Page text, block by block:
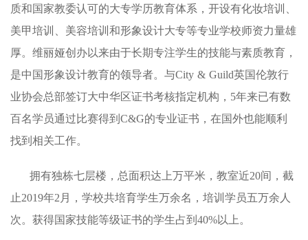
质和国家教委认可的大专学历教育体系，开设有化妆培训、
美甲培训、美容培训和形象设计大专等专业学校师资力量雄
厚。维丽娅创办以来由于长期专注学生的技能与素质教育，
是中国形象设计教育的领导者。与City & Guild英国伦敦行
业协会总部签订大中华区证书考核指定机构，5年来已有数
百名学员通过比赛得到C&G的专业证书，在国外也能顺利
找到相关工作。
拥有独栋七层楼，总面积达上万平米，教室近20间，截
止2019年2月，学校共培育学生万余名，培训学员五万余人
次。获得国家技能等级证书的学生占到40%以上。